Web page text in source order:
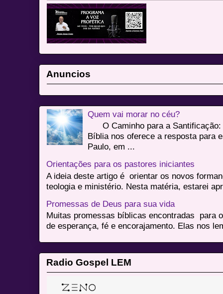
Anuncios
Quem vai morar no céu?
O Caminho para a Santificação:
Bíblia nos oferece a resposta para
Paulo, em ...
Orientações para os pastores iniciantes
A ideia deste artigo é orientar os novos
teologia e ministério. Nesta matéria, estarei
Promessas de Deus para sua vida
Muitas promessas bíblicas encontradas para
de esperança, fé e encorajamento. Elas nos
Radio Gospel LEM